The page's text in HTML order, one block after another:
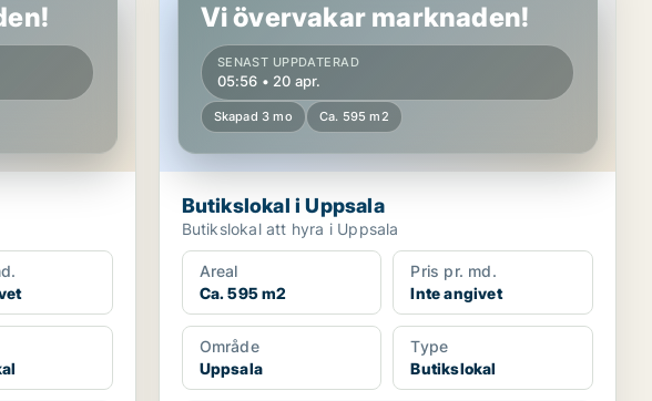
Vi övervakar marknaden!
SENAST UPPDATERAD
05:56 • 20 apr.
Skapad 3 mo Ca. 595 m2
Butikslokal i Uppsala
Butikslokal att hyra i Uppsala
Areal
Ca. 595 m2
Pris pr. md.
Inte angivet
Område
Uppsala
Type
Butikslokal